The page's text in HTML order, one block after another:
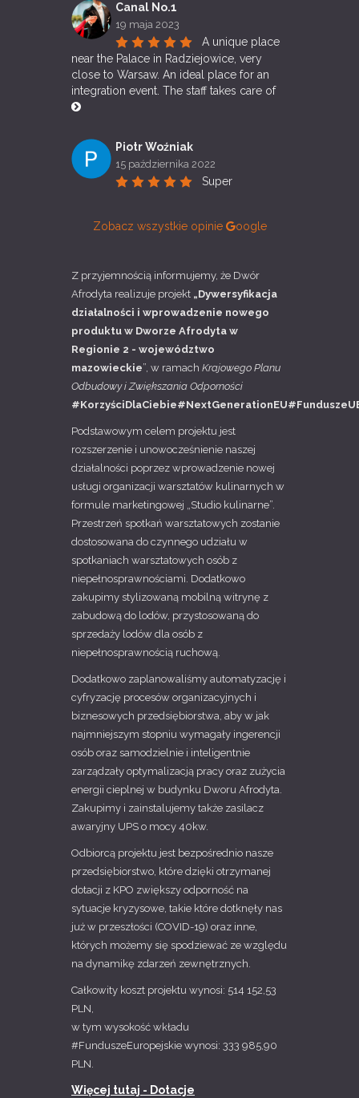
Canal No.1
19 maja 2023
A unique place
near the Palace in Radziejowice, very
close to Warsaw. An ideal place for an
integration event. The staff takes care of
Piotr Woźniak
15 października 2022
Super
Zobacz wszystkie opinie oogle
Z przyjemnością informujemy, że Dwór
Afrodyta realizuje projekt „Dywersyfikacja
działalności i wprowadzenie nowego
produktu w Dworze Afrodyta w
Regionie 2 - województwo
mazowieckie”, w ramach Krajowego Planu
Odbudowy i Zwiększania Odporności
Podstawowym celem projektu jest
rozszerzenie i unowocześnienie naszej
działalności poprzez wprowadzenie nowej
usługi organizacji warsztatów kulinarnych w
formule marketingowej „Studio kulinarne”.
Przestrzeń spotkań warsztatowych zostanie
dostosowana do czynnego udziału w
spotkaniach warsztatowych osób z
niepełnosprawnościami. Dodatkowo
zakupimy stylizowaną mobilną witrynę z
zabudową do lodów, przystosowaną do
sprzedaży lodów dla osób z
niepełnosprawnością ruchową.
Dodatkowo zaplanowaliśmy automatyzację i
cyfryzację procesów organizacyjnych i
biznesowych przedsiębiorstwa, aby w jak
najmniejszym stopniu wymagały ingerencji
osób oraz samodzielnie i inteligentnie
zarządzały optymalizacją pracy oraz zużycia
energii cieplnej w budynku Dworu Afrodyta.
Zakupimy i zainstalujemy także zasilacz
awaryjny UPS o mocy 40kw.
Odbiorcą projektu jest bezpośrednio nasze
przedsiębiorstwo, które dzięki otrzymanej
dotacji z KPO zwiększy odporność na
sytuacje kryzysowe, takie które dotknęły nas
już w przeszłości (COVID-19) oraz inne,
których możemy się spodziewać ze względu
na dynamikę zdarzeń zewnętrznych.
Całkowity koszt projektu wynosi: 514 152,53
PLN,
w tym wysokość wkładu
#FunduszeEuropejskie wynosi: 333 985,90
PLN.
Więcej tutaj - Dotacje